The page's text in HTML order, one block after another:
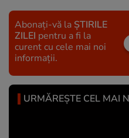
Abonați-vă la ȘTIRILE
ZILEI pentru a fi la
curent cu cele mai noi
informații.
URMĂREȘTE CEL MAI